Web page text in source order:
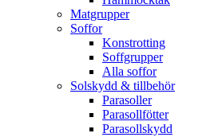
Matgrupper
Soffor
Konstrotting
Soffgrupper
Alla soffor
Solskydd & tillbehör
Parasoller
Parasollfötter
Parasollskydd